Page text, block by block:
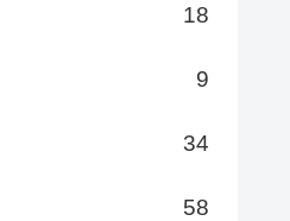
18
9
34
58